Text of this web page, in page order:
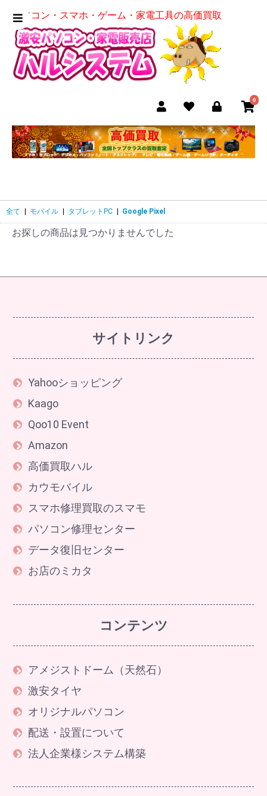
パソコン・スマホ・ゲーム・家電工具の高価買取
0
全て | モバイル | タブレットPC | Google Pixel
お探しの商品は見つかりませんでした
サイトリンク
Yahooショッピング
Kaago
Qoo10 Event
Amazon
高価買取ハル
カウモバイル
スマホ修理買取のスマモ
パソコン修理センター
データ復旧センター
お店のミカタ
コンテンツ
アメジストドーム（天然石）
激安タイヤ
オリジナルパソコン
配送・設置について
法人企業様システム構築